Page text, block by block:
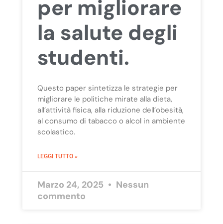
per migliorare
la salute degli
studenti.
Questo paper sintetizza le strategie per
migliorare le politiche mirate alla dieta,
all’attività fisica, alla riduzione dell’obesità,
al consumo di tabacco o alcol in ambiente
scolastico.
LEGGI TUTTO »
Marzo 24, 2025
Nessun
commento